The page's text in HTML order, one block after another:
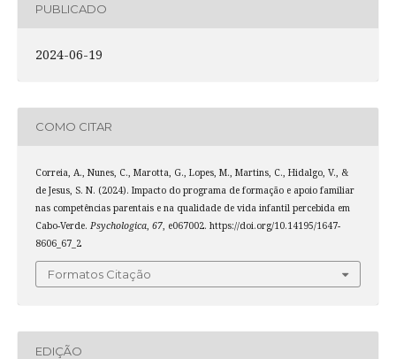
PUBLICADO
2024-06-19
COMO CITAR
Correia, A., Nunes, C., Marotta, G., Lopes, M., Martins, C., Hidalgo, V., &
de Jesus, S. N. (2024). Impacto do programa de formação e apoio familiar
nas competências parentais e na qualidade de vida infantil percebida em
Cabo-Verde. Psychologica, 67, e067002. https://doi.org/10.14195/1647-
8606_67_2
Formatos Citação
EDIÇÃO